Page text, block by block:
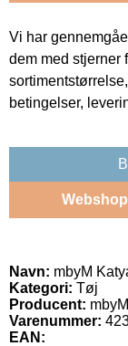
Vi har
dem med stjerner
betingelser,
Webshop
Navn: mbyM
Kategori: Tøj
Producent: mbyM
Varenummer:
EAN: